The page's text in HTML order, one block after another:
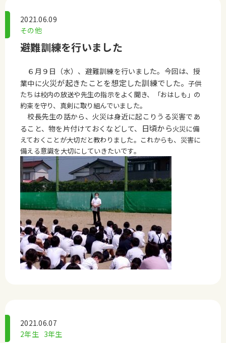
2021.06.09
その他
避難訓練を行いました
６月９日（水）、避難訓練を行いました。今回は、授
業中に火災が起きたことを想定した訓練でした。子供
たちは校内の放送や先生の指示をよく聞き、「おはしも」の
約束を守り、真剣に取り組んでいました。
校長先生の話から、火災は身近に起こりうる災害であ
ること、物を片付けておくなどして、 日頃から火災に備
えておくことが大切だと教わりました。これからも、災害に
備える意識を大切にしていきたいです。
2021.06.07
2年生 3年生